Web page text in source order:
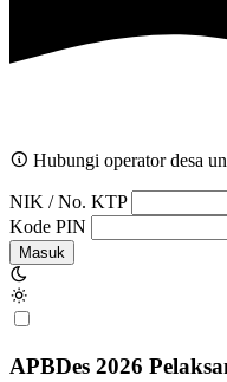
Hubungi operator desa
NIK / No. KTP
Kode PIN
Masuk
APBDes 2026